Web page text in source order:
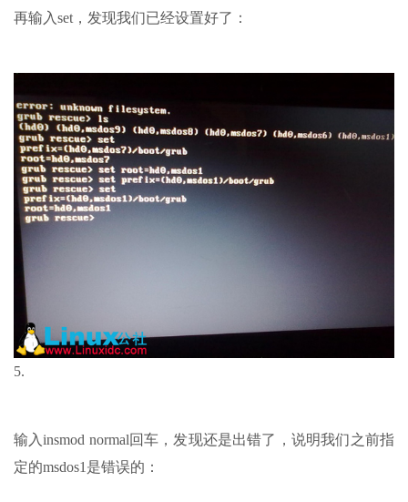
再输入set，发现我们已经设置好了：
5.
输入insmod normal回车，发现还是出错了，说明我们之前指
定的msdos1是错误的：